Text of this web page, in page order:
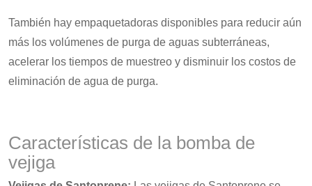
También hay empaquetadoras disponibles para reducir aún
más los volúmenes de purga de aguas subterráneas,
acelerar los tiempos de muestreo y disminuir los costos de
eliminación de agua de purga.
Características de la bomba de
vejiga